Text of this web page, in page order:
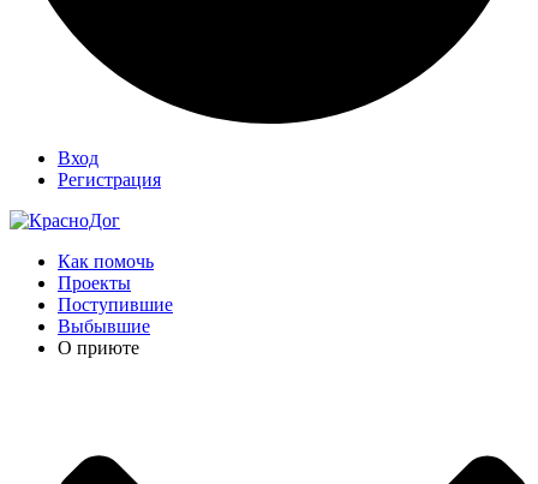
Вход
Регистрация
Как помочь
Проекты
Поступившие
Выбывшие
О приюте